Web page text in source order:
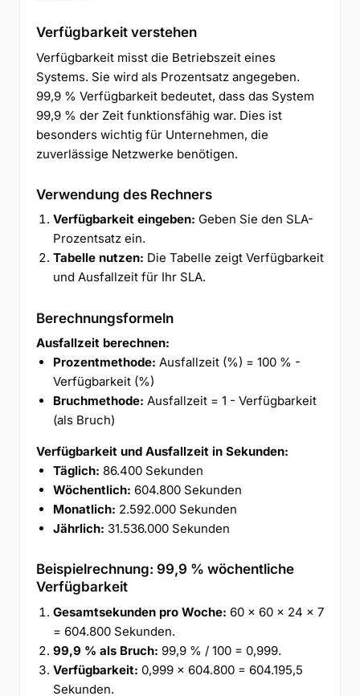
Verfügbarkeit verstehen
Verfügbarkeit misst die Betriebszeit eines
Systems. Sie wird als Prozentsatz angegeben.
99,9 % Verfügbarkeit bedeutet, dass das System
99,9 % der Zeit funktionsfähig war. Dies ist
besonders wichtig für Unternehmen, die
zuverlässige Netzwerke benötigen.
Verwendung des Rechners
Verfügbarkeit eingeben: Geben Sie den SLA-
Prozentsatz ein.
Tabelle nutzen: Die Tabelle zeigt Verfügbarkeit
und Ausfallzeit für Ihr SLA.
Berechnungsformeln
Ausfallzeit berechnen:
Prozentmethode: Ausfallzeit (%) = 100 % -
Verfügbarkeit (%)
Bruchmethode: Ausfallzeit = 1 - Verfügbarkeit
(als Bruch)
Verfügbarkeit und Ausfallzeit in Sekunden:
Täglich: 86.400 Sekunden
Wöchentlich: 604.800 Sekunden
Monatlich: 2.592.000 Sekunden
Jährlich: 31.536.000 Sekunden
Beispielrechnung: 99,9 % wöchentliche
Verfügbarkeit
Gesamtsekunden pro Woche: 60 × 60 × 24 × 7
= 604.800 Sekunden.
99,9 % als Bruch: 99,9 % / 100 = 0,999.
Verfügbarkeit: 0,999 × 604.800 = 604.195,5
Sekunden.